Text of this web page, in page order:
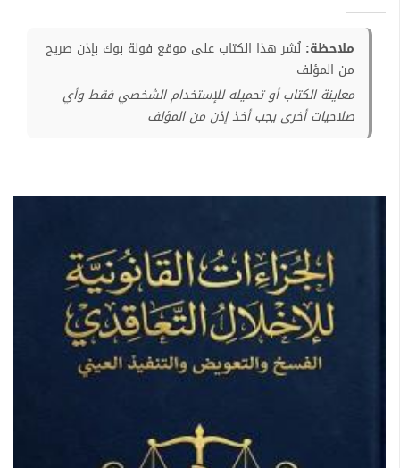
ملاحظة: نُشر هذا الكتاب على موقع فولة بوك بإذن صريح
من المؤلف
معاينة الكتاب أو تحميله للإستخدام الشخصي فقط وأي
صلاحيات أخرى يجب أخذ إذن من المؤلف